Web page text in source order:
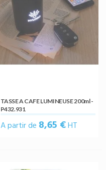
TASSE A CAFE LUMINEUSE 200ml -
P432.931
A partir de 8,65 €HT